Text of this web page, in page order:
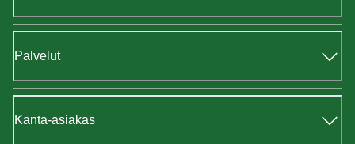
Palvelut
Kanta-asiakas